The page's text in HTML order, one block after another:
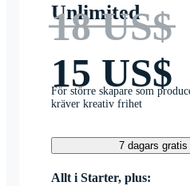
Unlimited
18 US$
15 US$
För större skapare som
kräver kreativ frihet
7 dagars gratis
Allt i Starter, plus: